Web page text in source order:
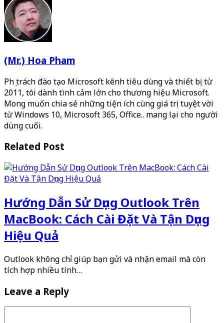
(Mr.) Hoa Pham
Phụ trách đào tạo Microsoft kênh tiêu dùng và thiết bị từ
2011, tôi dành tình cảm lớn cho thương hiệu Microsoft.
Mong muốn chia sẻ những tiện ích cùng giá trị tuyệt vời
từ Windows 10, Microsoft 365, Office.. mang lại cho người
dùng cuối.
Related Post
Hướng Dẫn Sử Dụng Outlook Trên
MacBook: Cách Cài Đặt Và Tận Dụng
Hiệu Quả
Outlook không chỉ giúp bạn gửi và nhận email mà còn
tích hợp nhiều tính…
Leave a Reply